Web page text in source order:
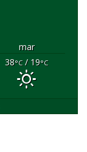
mar
38°C/ 19°C